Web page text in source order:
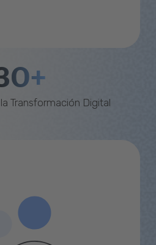
Transformación Digital